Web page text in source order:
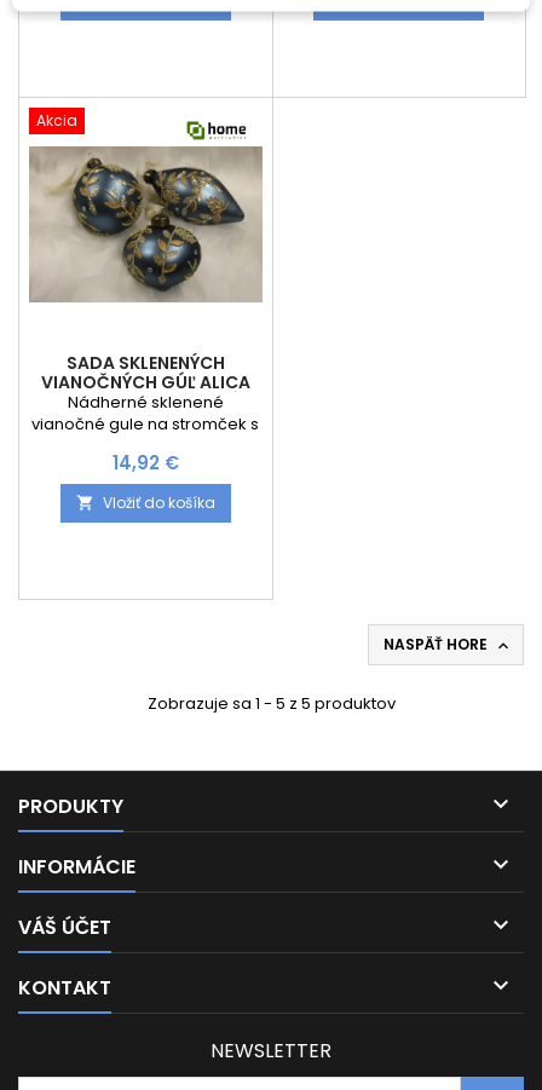
Akcia
SADA SKLENENÝCH
VIANOČNÝCH GÚĽ ALICA
80 MM - 3KS / MODRÁ
Nádherné sklenené
vianočné gule na stromček s
Rozmer: Priemer guľa: 80
mm Priemer šiška: 70 mm
Priemer cimburína : 80 mm
Cena
14,92 €
 Vložiť do košíka
NASPÄŤ HORE 
Zobrazuje sa 1 - 5 z 5 produktov
PRODUKTY 
INFORMÁCIE 
VÁŠ ÚČET 
KONTAKT 
NEWSLETTER